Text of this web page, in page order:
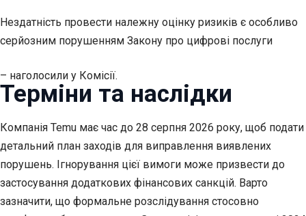
Нездатність провести належну оцінку ризиків є особливо
серйозним порушенням Закону про цифрові послуги
– наголосили у Комісії.
Терміни та наслідки
Компанія Temu має час до 28 серпня 2026 року, щоб подати
детальний план заходів для виправлення виявлених
порушень. Ігнорування цієї вимоги може призвести до
застосування додаткових фінансових санкцій. Варто
зазначити, що формальне розслідування стосовно